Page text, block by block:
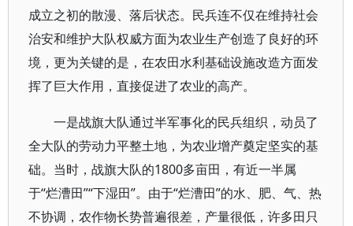
成立之初的散漫、落后状态。民兵连不仅在维持社会
治安和维护大队权威方面为农业生产创造了良好的环
境，更为关键的是，在农田水利基础设施改造方面发
挥了巨大作用，直接促进了农业的高产。
一是战旗大队通过半军事化的民兵组织，动员了
全大队的劳动力平整土地，为农业增产奠定坚实的基
础。当时，战旗大队的1800多亩田，有近一半属
于“烂漕田”“下湿田”。由于“烂漕田”的水、肥、气、热
不协调，农作物长势普遍很差，产量很低，许多田只